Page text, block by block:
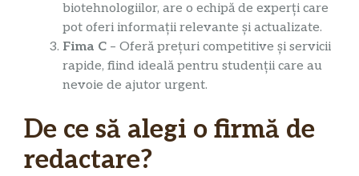
biotehnologiilor, are o echipă de experți care
pot oferi informații relevante și actualizate.
Fima C – Oferă prețuri competitive și servicii
rapide, fiind ideală pentru studenții care au
nevoie de ajutor urgent.
De ce să alegi o firmă de
redactare?